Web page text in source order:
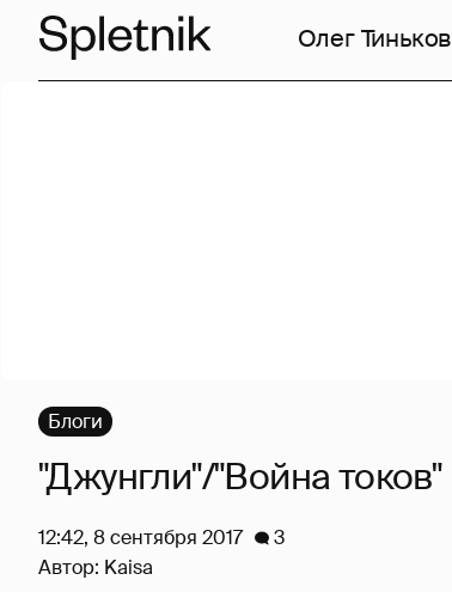
Олег Тиньков
Блоги
"Джунгли"/"Война токов"
12:42, 8 сентября 2017
3
Автор: Kaisa